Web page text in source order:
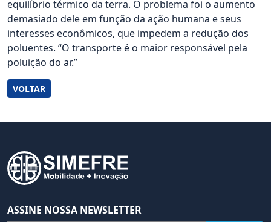
equilíbrio térmico da terra. O problema foi o aumento
demasiado dele em função da ação humana e seus
interesses econômicos, que impedem a redução dos
poluentes. “O transporte é o maior responsável pela
poluição do ar.”
VOLTAR
ASSINE NOSSA NEWSLETTER